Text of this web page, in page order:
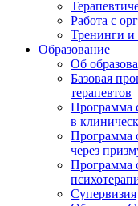
Работа с
Тренинги и
Образование
Об
Базовая
терапевтов
Программа
в
Программа
через
Программа
Супервизия